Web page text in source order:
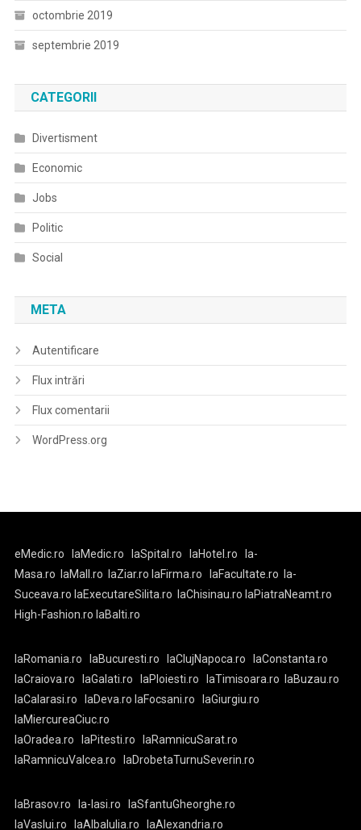
octombrie 2019
septembrie 2019
CATEGORII
Divertisment
Economic
Jobs
Politic
Social
META
Autentificare
Flux intrări
Flux comentarii
WordPress.org
eMedic.ro laMedic.ro laSpital.ro laHotel.ro
la-
Masa.ro
laMall.ro laZiar.ro laFirma.ro laFacultate.ro
la-
Suceava.ro laExecutareSilita.ro laChisinau.ro laPiatraNeamt.ro
High-Fashion.ro laBalti.ro
laRomania.ro laBucuresti.ro laClujNapoca.ro
laConstanta.ro
laCraiova.ro
laGalati.ro laPloiesti.ro laTimisoara.ro
laBuzau.ro
laCalarasi.ro
laDeva.ro laFocsani.ro
laGiurgiu.ro
laMiercureaCiuc.ro
laOradea.ro
laPitesti.ro
laRamnicuSarat.ro
laRamnicuValcea.ro
laDrobetaTurnuSeverin.ro
laBrasov.ro la-Iasi.ro
laSfantuGheorghe.ro
laVaslui.ro
laAlbaIulia.ro laAlexandria.ro